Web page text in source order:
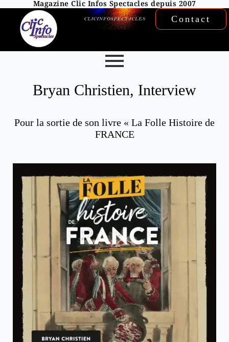
Magazine Clic Infos Spectacles depuis 2007
Contact
Bryan Christien, Interview
Pour la sortie de son livre « La Folle Histoire de
FRANCE